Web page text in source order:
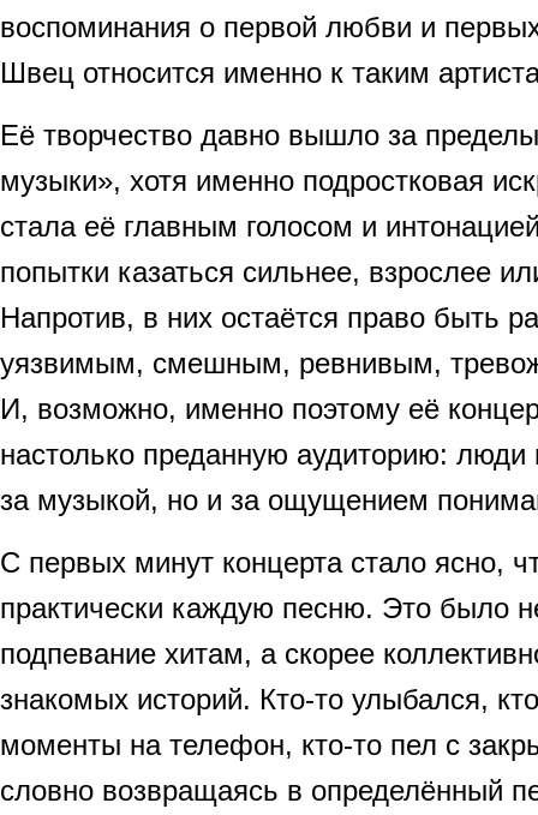
воспоминания о первой любви и
Швец относится именно к таким
Её творчество давно вышло за
музыки», хотя именно подростковая
стала её главным голосом и
попытки казаться сильнее, взрослее
Напротив, в них остаётся право быть
уязвимым, смешным, ревнивым,
И, возможно, именно поэтому её
настолько преданную аудиторию: люди
за музыкой, но и за ощущением
С первых минут концерта стало ясно,
практически каждую песню. Это было
подпевание хитам, а скорее
знакомых историй. Кто-то улыбался,
моменты на телефон, кто-то пел с
словно возвращаясь в определённый